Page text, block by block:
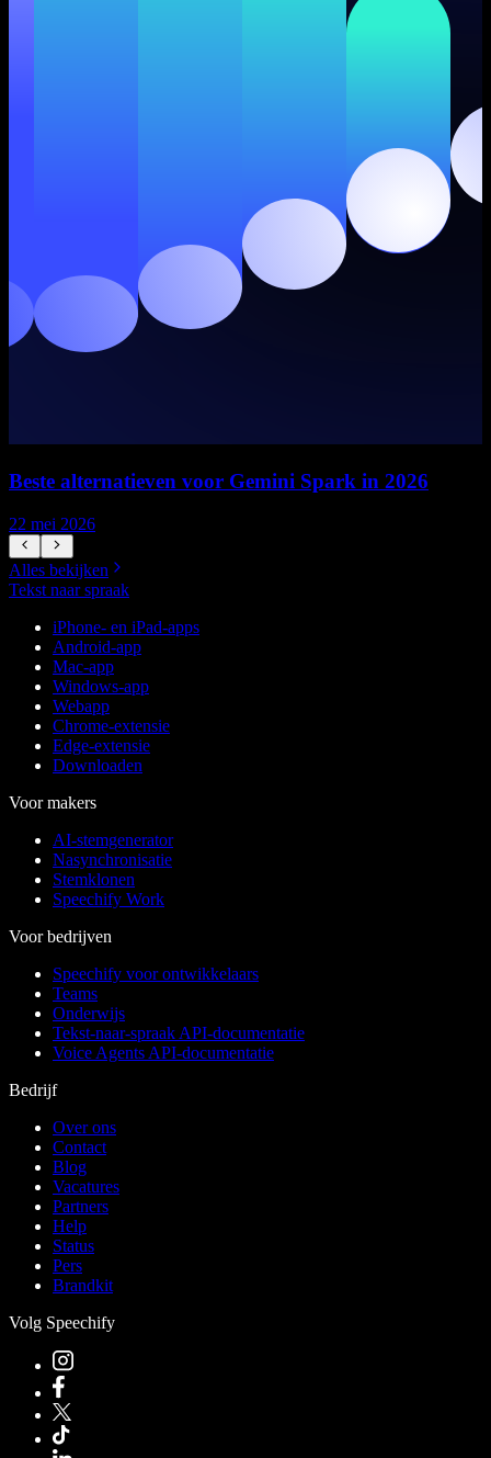
Beste alternatieven voor Gemini Spark in 2026
22 mei 2026
Alles bekijken
Tekst naar spraak
iPhone- en iPad-apps
Android-app
Mac-app
Windows-app
Webapp
Chrome-extensie
Edge-extensie
Downloaden
Voor makers
AI-stemgenerator
Nasynchronisatie
Stemklonen
Speechify Work
Voor bedrijven
Speechify voor ontwikkelaars
Teams
Onderwijs
Tekst-naar-spraak API-documentatie
Voice Agents API-documentatie
Bedrijf
Over ons
Contact
Blog
Vacatures
Partners
Help
Status
Pers
Brandkit
Volg Speechify